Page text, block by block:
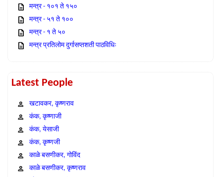
मन्त्र - १०१ ते १५०
मन्त्र - ५१ ते १००
मन्त्र - १ ते ५०
मन्त्र प्रतिलोम दुर्गासप्तशती पाठविधिः
Latest People
खटावकर, कृष्णराव
कंक, कृष्णाजी
कंक, येसाजी
कंक, कृष्णजी
काळे बसणीकर, गोविंद
काळे बसणीकर, कृष्णराव